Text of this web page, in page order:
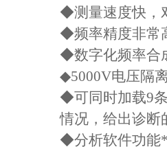
◆测量速度快，
◆频率精度非常
◆数字化频率合
◆5000V电压隔
◆可同时加载9
情况，给出诊断
◆分析软件功能